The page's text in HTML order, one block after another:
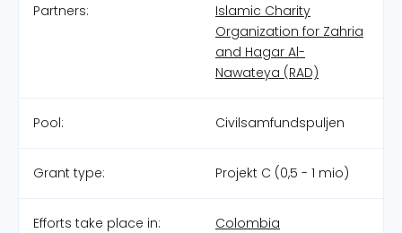
Partners:
Islamic Charity
Organization for Zahria
and Hagar Al-
Nawateya (RAD)
Pool: Civilsamfundspuljen
Grant type: Projekt C (0,5 - 1 mio)
Efforts take place in: Colombia